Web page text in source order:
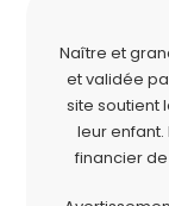
Naître et
et validée
site soutient
leur
financier